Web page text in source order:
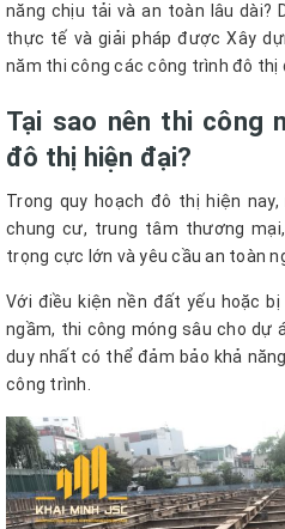
năng chịu tải và an toàn lâu dài?
thực tế và giải pháp được Xây
năm thi công các công trình đô thị
Tại sao nên thi công
đô thị hiện đại?
Trong quy hoạch đô thị hiện
chung cư, trung tâm thương
trọng cực lớn và yêu cầu an toàn
Với điều kiện nền đất yếu hoặc
ngầm, thi công móng sâu cho dự
duy nhất có thể đảm bảo khả
công trình.